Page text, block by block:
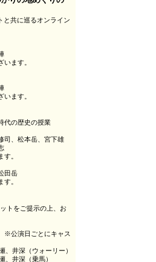
と共に巡るオンライン
ます。
ます。
代の歴史の授業
司、松本岳、宮下雄
。
田岳
。
トをご提示の上、お
公演日ごとにキャス
、井深（ウォーリー）
、井深（乗馬）